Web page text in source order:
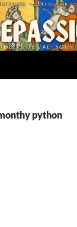
python